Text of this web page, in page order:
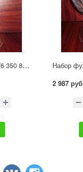
Набор фужеров 9676 350 800/105
2 987 руб